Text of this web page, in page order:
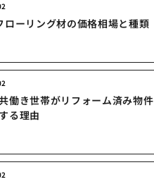
ローリング材の価格相場と種類
働き世帯がリフォーム済み物件
る理由